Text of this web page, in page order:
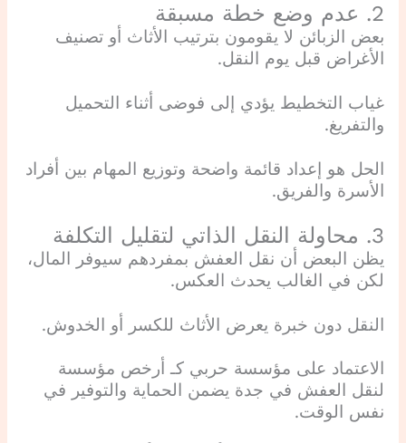
2. عدم وضع خطة مسبقة
بعض الزبائن لا يقومون بترتيب الأثاث أو تصنيف
الأغراض قبل يوم النقل.
غياب التخطيط يؤدي إلى فوضى أثناء التحميل
والتفريغ.
الحل هو إعداد قائمة واضحة وتوزيع المهام بين أفراد
الأسرة والفريق.
3. محاولة النقل الذاتي لتقليل التكلفة
يظن البعض أن نقل العفش بمفردهم سيوفر المال،
لكن في الغالب يحدث العكس.
النقل دون خبرة يعرض الأثاث للكسر أو الخدوش.
الاعتماد على مؤسسة حربي كـ أرخص مؤسسة
لنقل العفش في جدة يضمن الحماية والتوفير في
نفس الوقت.